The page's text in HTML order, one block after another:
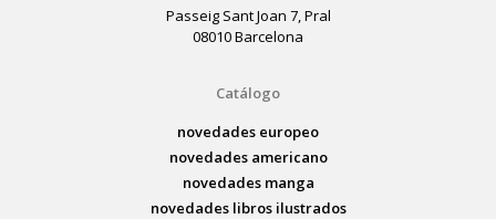
Passeig Sant Joan 7, Pral
08010 Barcelona
Catálogo
novedades europeo
novedades americano
novedades manga
novedades libros ilustrados